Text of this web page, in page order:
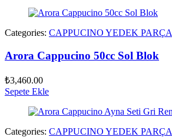
Categories: CAPPUCINO YEDEK PARÇA
Arora Cappucino 50cc Sol Blok
₺3,460.00
Sepete Ekle
Categories: CAPPUCINO YEDEK PARÇA